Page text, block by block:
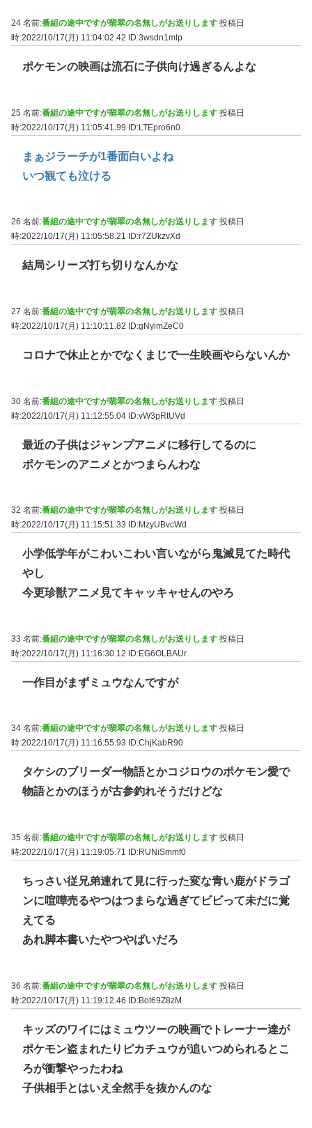
24 名前:番組の途中ですが翡翠の名無しがお送りします 投稿日
時:2022/10/17(月) 11:04:02.42
ID:3wsdn1mlp
ポケモンの映画は流石に子供向け過ぎるんよな
25 名前:番組の途中ですが翡翠の名無しがお送りします 投稿日
時:2022/10/17(月) 11:05:41.99 ID:LTEpro6n0
まぁジラーチが1番面白いよね
いつ観ても泣ける
26 名前:番組の途中ですが翡翠の名無しがお送りします 投稿日
時:2022/10/17(月) 11:05:58.21
ID:r7ZUkzvXd
結局シリーズ打ち切りなんかな
27 名前:番組の途中ですが翡翠の名無しがお送りします 投稿日
時:2022/10/17(月) 11:10:11.82
ID:gNyimZeC0
コロナで休止とかでなくまじで一生映画やらないんか
30 名前:番組の途中ですが翡翠の名無しがお送りします 投稿日
時:2022/10/17(月) 11:12:55.04 ID:vW3pRtUVd
最近の子供はジャンプアニメに移行してるのに
ポケモンのアニメとかつまらんわな
32 名前:番組の途中ですが翡翠の名無しがお送りします 投稿日
時:2022/10/17(月) 11:15:51.33
ID:MzyUBvcWd
小学低学年がこわいこわい言いながら鬼滅見てた時代
やし
今更珍獣アニメ見てキャッキャせんのやろ
33 名前:番組の途中ですが翡翠の名無しがお送りします 投稿日
時:2022/10/17(月) 11:16:30.12 ID:EG6OLBAUr
一作目がまずミュウなんですが
34 名前:番組の途中ですが翡翠の名無しがお送りします 投稿日
時:2022/10/17(月) 11:16:55.93
ID:ChjKabR90
タケシのブリーダー物語とかコジロウのポケモン愛で
物語とかのほうが古参釣れそうだけどな
35 名前:番組の途中ですが翡翠の名無しがお送りします 投稿日
時:2022/10/17(月) 11:19:05.71
ID:RUNiSmmf0
ちっさい従兄弟連れて見に行った変な青い鹿がドラゴ
ンに喧嘩売るやつはつまらな過ぎてビビって未だに覚
えてる
あれ脚本書いたやつやばいだろ
36 名前:番組の途中ですが翡翠の名無しがお送りします 投稿日
時:2022/10/17(月) 11:19:12.46 ID:Bot69Z8zM
キッズのワイにはミュウツーの映画でトレーナー達が
ポケモン盗まれたりピカチュウが追いつめられるとこ
ろが衝撃やったわね
子供相手とはいえ全然手を抜かんのな